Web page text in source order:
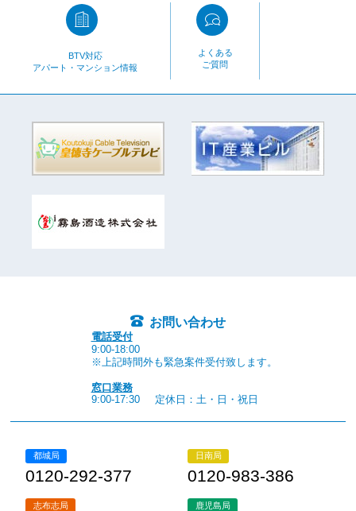
BTV対応
アパート・マンション情報
よくある
ご質問
お問い合わせ
電話受付
9:00-18:00
※上記時間外も緊急案件受付致します。
窓口業務
9:00-17:30
定休日：土・日・祝日
都城局
0120-292-377
日南局
0120-983-386
志布志局 鹿児島局